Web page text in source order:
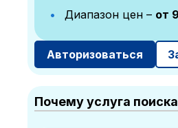
Диапазон цен – от
Авторизоваться
Почему услуга